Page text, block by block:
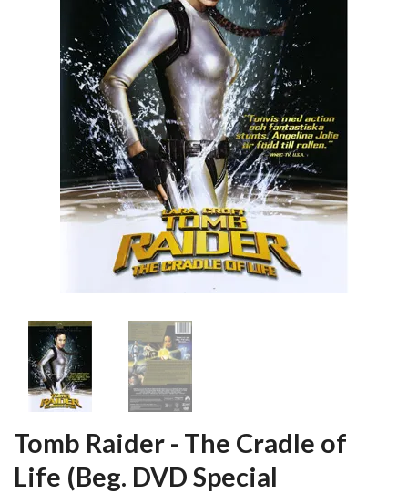
Tomb Raider - The Cradle of
Life (Beg. DVD Special